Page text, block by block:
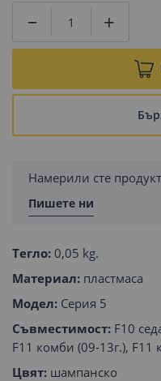
Намерили сте
Пишете ни
Тегло: 0,05 kg.
Материал: пластмаса
Модел: Серия 5
Съвместимост: F10
F11 комби (09-13г.), F11
Цвят: шампанско